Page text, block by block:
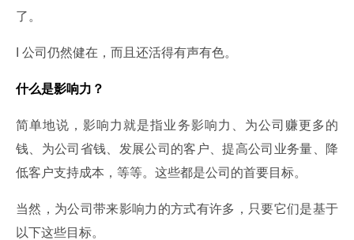
了。
I 公司仍然健在，而且还活得有声有色。
什么是影响力？
简单地说，影响力就是指业务影响力、为公司赚更多的
钱、为公司省钱、发展公司的客户、提高公司业务量、降
低客户支持成本，等等。这些都是公司的首要目标。
当然，为公司带来影响力的方式有许多，只要它们是基于
以下这些目标。